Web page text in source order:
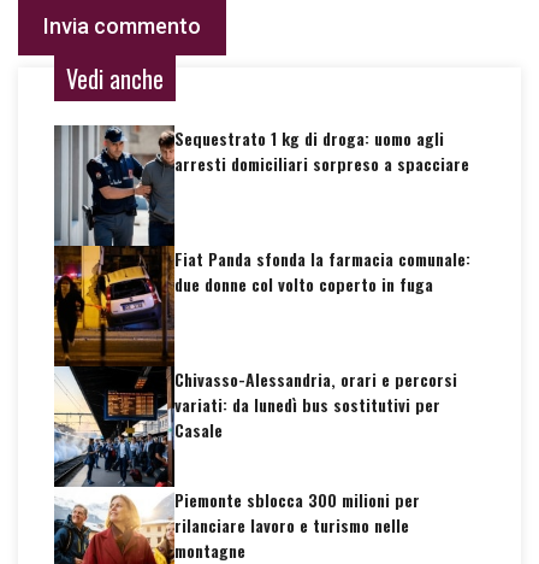
Vedi anche
Sequestrato 1 kg di droga: uomo agli
arresti domiciliari sorpreso a spacciare
Fiat Panda sfonda la farmacia comunale:
due donne col volto coperto in fuga
Chivasso-Alessandria, orari e percorsi
variati: da lunedì bus sostitutivi per
Casale
Piemonte sblocca 300 milioni per
rilanciare lavoro e turismo nelle
montagne